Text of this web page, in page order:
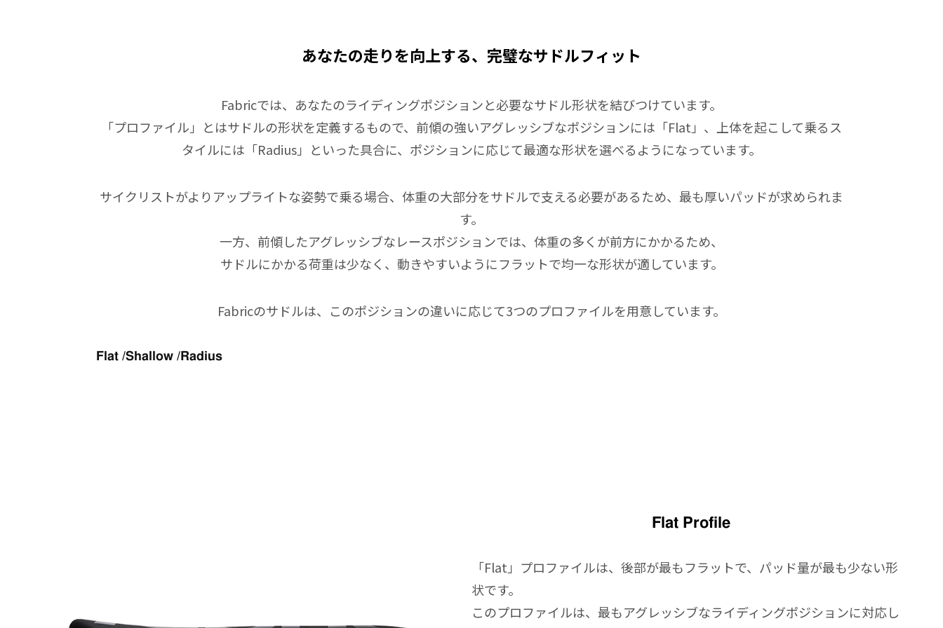
あなたの走りを向上する、完璧なサドルフィット
Fabricでは、あなたのライディングポジションと必要なサドル形状を結びつけています。
「プロファイル」とはサドルの形状を定義するもので、前傾の強いアグレッシブなポジションには「Flat」、上体を起こして乗るス
タイルには「Radius」といった具合に、ポジションに応じて最適な形状を選べるようになっています。
サイクリストがよりアップライトな姿勢で乗る場合、体重の大部分をサドルで支える必要があるため、最も厚いパッドが求められま
す。
一方、前傾したアグレッシブなレースポジションでは、体重の多くが前方にかかるため、
サドルにかかる荷重は少なく、動きやすいようにフラットで均一な形状が適しています。
Fabricのサドルは、このポジションの違いに応じて3つのプロファイルを用意しています。
Flat /Shallow /Radius
Flat Profile
「Flat」プロファイルは、後部が最もフラットで、パッド量が最も少ない形
状です。
このプロファイルは、最もアグレッシブなライディングポジションに対応し